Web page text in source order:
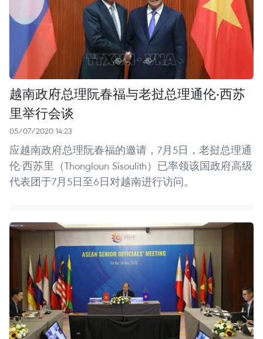
越南政府总理阮春福与老挝总理通伦·西苏
里举行会谈
05/07/2020 14:23
应越南政府总理阮春福的邀请，7月5日，老挝总理通
伦·西苏里（Thongloun Sisoulith）已率领该国政府高级
代表团于7月5日至6日对越南进行访问。